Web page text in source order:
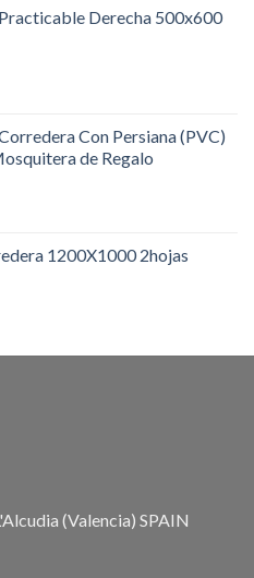
Derecha 500x600
Con Persiana (PVC)
de Regalo
1200X1000 2hojas
(Valencia) SPAIN